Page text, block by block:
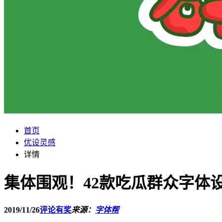
首页
优设灵感
详情
集体围观！42款吃瓜群众字体
2019/11/26评论有奖来源： 字体帮